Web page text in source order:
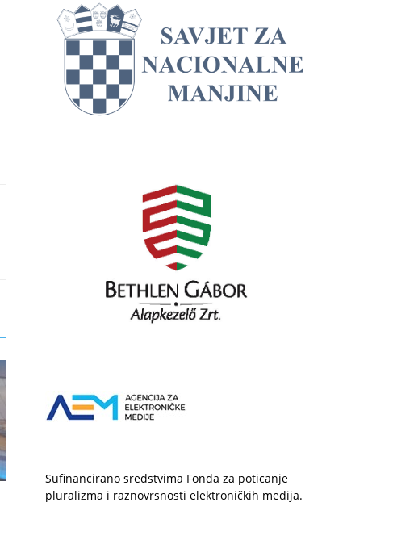
Sufinancirano sredstvima Fonda za poticanje
pluralizma i raznovrsnosti elektroničkih medija.